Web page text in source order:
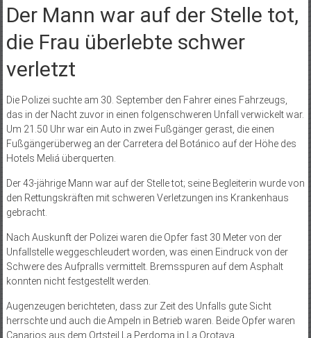
Der Mann war auf der Stelle tot,
die Frau überlebte schwer
verletzt
Die Polizei suchte am 30. September den Fahrer eines Fahrzeugs,
das in der Nacht zuvor in einen folgenschweren Unfall verwickelt war.
Um 21.50 Uhr war ein Auto in zwei Fußgänger gerast, die einen
Fußgängerüberweg an der Carretera del Botánico auf der Höhe des
Hotels Meliá überquerten.
Der 43-jährige Mann war auf der Stelle tot; seine Begleiterin wurde von
den Rettungskräften mit schweren Verletzungen ins Krankenhaus
gebracht.
Nach Auskunft der Polizei waren die Opfer fast 30 Meter von der
Unfallstelle weggeschleudert worden, was einen Eindruck von der
Schwere des Aufpralls vermittelt. Bremsspuren auf dem Asphalt
konnten nicht festgestellt werden.
Augenzeugen berichteten, dass zur Zeit des Unfalls gute Sicht
herrschte und auch die Ampeln in Betrieb waren. Beide Opfer waren
Canarios aus dem Ortsteil La Perdoma in La Orotava.